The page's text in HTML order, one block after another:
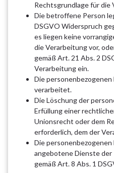
Rechtsgrundlage für die
Die betroffene Person
DSGVO Widerspruch
es liegen keine
die Verarbeitung vor,
gemäß Art. 21 Abs. 2
Verarbeitung ein.
Die
verarbeitet.
Die Löschung der
Erfüllung einer
Unionsrecht oder dem
erforderlich, dem der
Die
angebotene Dienste
gemäß Art. 8 Abs. 1